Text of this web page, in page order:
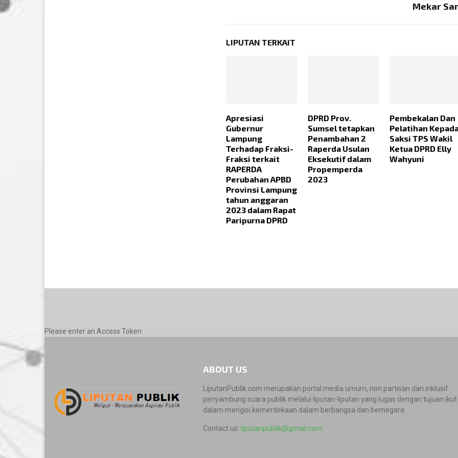
Mekar
LIPUTAN TERKAIT
Apresiasi
Gubernur
Lampung
Terhadap Fraksi-
Fraksi terkait
RAPERDA
Perubahan APBD
Provinsi Lampung
tahun anggaran
2023 dalam Rapat
Paripurna DPRD
DPRD Prov.
Sumsel tetapkan
Penambahan 2
Raperda Usulan
Eksekutif dalam
Propemperda
2023
Pembekalan Dan
Pelatihan
Saksi TPS Wakil
Ketua DPRD Elly
Wahyuni
Please enter an Access Token
ABOUT US
LiputanPublik.com merupakan portal media umum, non partisan dan inklusif
penyambung suara publik melalui liputan-liputan yang lugas dengan tujuan
dalam mengisi kemerdekaan dalam berbangsa dan bernegara
Contact us: liputanpublik@gmail.com